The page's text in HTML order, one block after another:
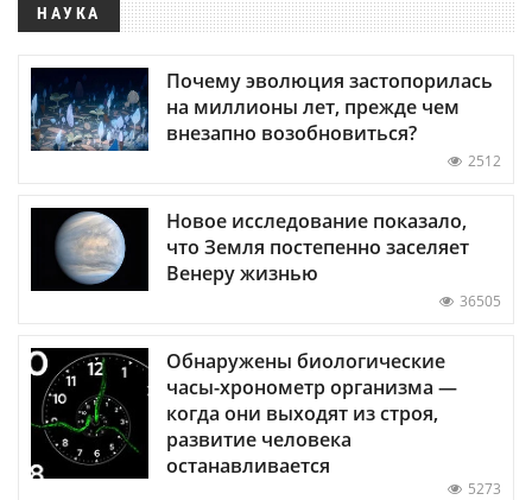
НАУКА
Почему эволюция застопорилась
на миллионы лет, прежде чем
внезапно возобновиться?
2512
Новое исследование показало,
что Земля постепенно заселяет
Венеру жизнью
36505
Обнаружены биологические
часы-хронометр организма —
когда они выходят из строя,
развитие человека
останавливается
5273